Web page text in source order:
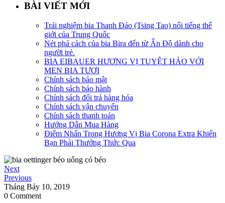
BÀI VIẾT MỚI
Trải nghiệm bia Thanh Đảo (Tsing Tao) nổi tiếng thế
giới của Trung Quốc
Nét phá cách của bia Bira đến từ Ấn Độ dành cho
người trẻ.
BIA EIBAUER HƯƠNG VỊ TUYỆT HẢO VỚI
MEN BIA TƯƠI
Chính sách bảo mật
Chính sách bảo hành
Chính sách đổi trả hàng hóa
Chính sách vận chuyển
Chính sách thanh toán
Hướng Dẫn Mua Hàng
Điểm Nhấn Trong Hương Vị Bia Corona Extra Khiến
Bạn Phải Thưởng Thức Qua
Next
Previous
Tháng Bảy 10, 2019
0 Comment